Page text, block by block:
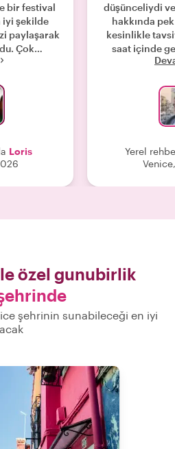
bir festival
iyi şekilde
paylaşarak
Çok
Hatta iki
sonunda,
gibi
tüm
aştı."
Loris
düşünceliydi
hakkında
kesinlikle
saat içinde
detaylı bir
Yerel
özel gunubirlik
şehrinin sunabileceği en iyi